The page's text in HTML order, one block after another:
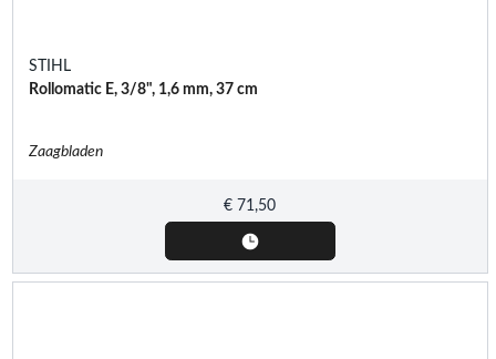
STIHL
Rollomatic E, 3/8", 1,6 mm, 37 cm
Zaagbladen
€ 71,50